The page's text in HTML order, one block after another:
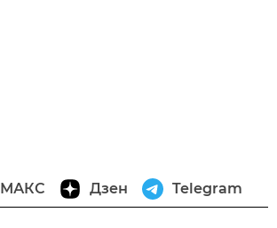
МАКС Дзен Telegram